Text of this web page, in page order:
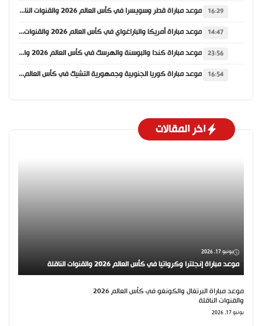
16:29 موعد مباراة قطر وسويسرا في كأس العالم 2026 والقنوات الناقلة
14:47 موعد مباراة أمريكا والباراغواي في كأس العالم 2026 والقنوات الناقلة
23:56 موعد مباراة كندا والبوسنة والهرسك في كأس العالم 2026 والقنوات الناقلة
16:54 موعد مباراة كوريا الجنوبية وجمهورية التشيك في كأس العالم 2026 والقنوات الناقلة
اخر المقالات
يونيو 17, 2026
موعد مباراة إنجلترا وكرواتيا في كأس العالم 2026 والقنوات الناقلة
موعد مباراة البرتغال والكونغو في كأس العالم 2026
والقنوات الناقلة
يونيو 17, 2026